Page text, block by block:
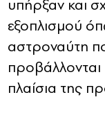
υπήρξαν και
εξοπλισμού
αστροναύτη
πλαίσια της